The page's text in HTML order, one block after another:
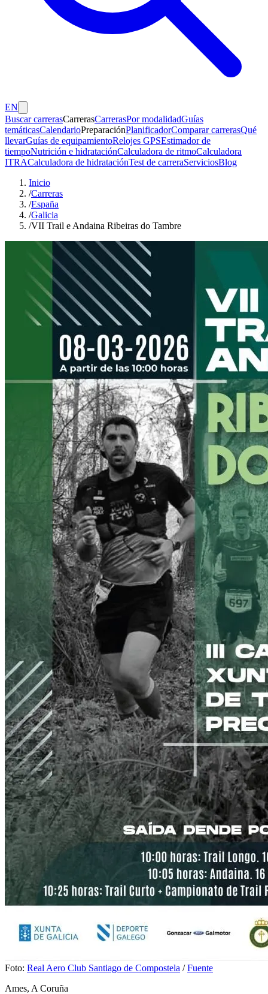
EN
Buscar carrerasCarrerasCarrerasPor modalidadGuías
temáticasCalendarioPreparaciónPlanificadorComparar carrerasQué
llevarGuías de equipamientoRelojes GPSEstimador de
tiempoNutrición e hidrataciónCalculadora de ritmoCalculadora
ITRACalculadora de hidrataciónTest de carreraServiciosBlog
Inicio
/Carreras
/España
/Galicia
/VII Trail e Andaina Ribeiras do Tambre
Foto: Real Aero Club Santiago de Compostela /Fuente
Ames, A Coruña